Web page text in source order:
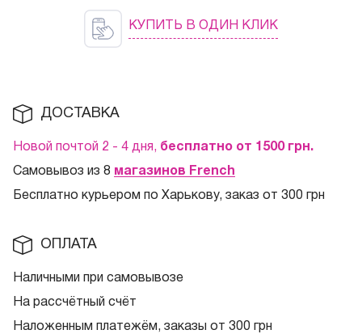
КУПИТЬ В ОДИН КЛИК
ДОСТАВКА
Новой почтой 2 - 4 дня, бесплатно от 1500 грн.
Самовывоз из 8 магазинов French
Бесплатно курьером по Харькову, заказ от 300 грн
ОПЛАТА
Наличными при самовывозе
На рассчётный счёт
Наложенным платежём, заказы от 300 грн